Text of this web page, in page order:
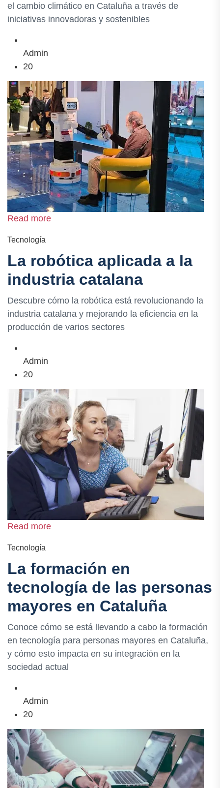
el cambio climático en Cataluña a través de
iniciativas innovadoras y sostenibles
Admin
20
Read more
Tecnología
La robótica aplicada a la
industria catalana
Descubre cómo la robótica está revolucionando la
industria catalana y mejorando la eficiencia en la
producción de varios sectores
Admin
20
Read more
Tecnología
La formación en
tecnología de las personas
mayores en Cataluña
Conoce cómo se está llevando a cabo la formación
en tecnología para personas mayores en Cataluña,
y cómo esto impacta en su integración en la
sociedad actual
Admin
20